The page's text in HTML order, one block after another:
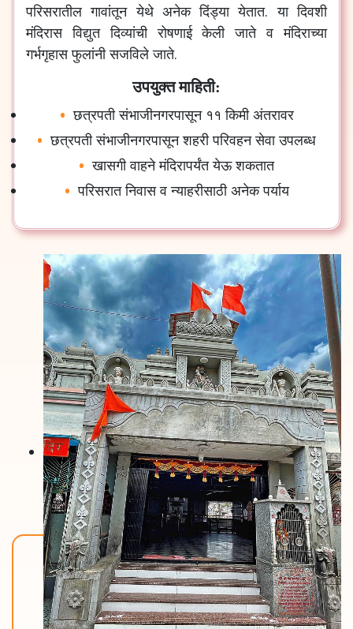
परिसरातील गावांतून येथे अनेक दिंड्या येतात.या दिवशी
मंदिरास विद्युत दिव्यांची रोषणाई केली जाते व मंदिराच्या
गर्भगृहास फुलांनी सजविले जाते.
उपयुक्त माहिती:
छत्रपती संभाजीनगरपासून ११ किमी अंतरावर
छत्रपती संभाजीनगरपासून शहरी परिवहन सेवा उपलब्ध
खासगी वाहने मंदिरापर्यंत येऊ शकतात
परिसरात निवास व न्याहरीसाठी अनेक पर्याय